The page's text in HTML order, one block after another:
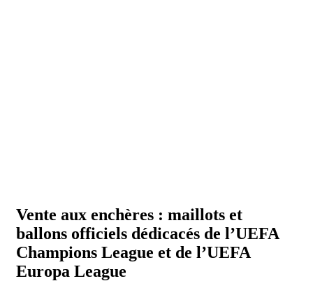
Vente aux enchères : maillots et
ballons officiels dédicacés de l’UEFA
Champions League et de l’UEFA
Europa League